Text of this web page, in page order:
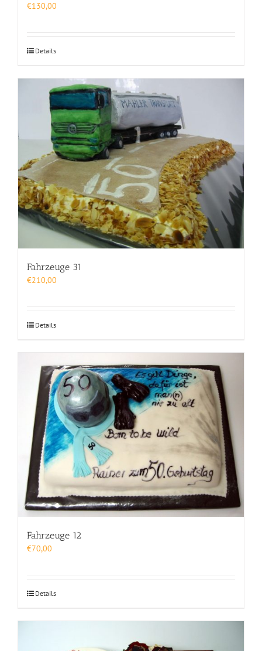
€130,00
Details
Fahrzeuge 31
€210,00
Details
Fahrzeuge 12
€70,00
Details